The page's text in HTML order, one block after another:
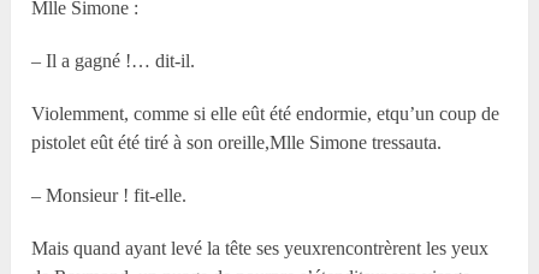
Mlle Simone :
– Il a gagné !… dit-il.
Violemment, comme si elle eût été endormie, etqu’un coup de
pistolet eût été tiré à son oreille,Mlle Simone tressauta.
– Monsieur ! fit-elle.
Mais quand ayant levé la tête ses yeuxrencontrèrent les yeux